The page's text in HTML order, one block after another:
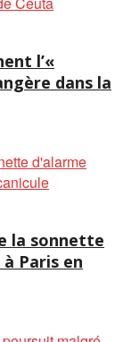
l’«
dans la
la sonnette
Paris en